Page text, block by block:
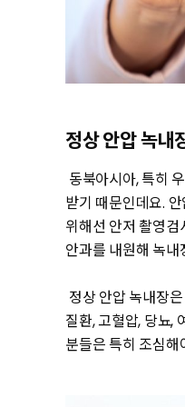
정상 안압 녹내
동북아시아, 특히
받기 때문인데요.
위해선 안저 촬영
안과를 내원해 녹
정상 안압 녹내장
질환, 고혈압, 당뇨,
분들은 특히 조심해